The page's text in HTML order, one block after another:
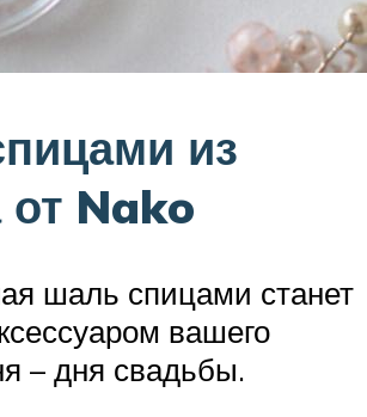
из
от Nako
шаль спицами станет
вашего
– дня свадьбы.